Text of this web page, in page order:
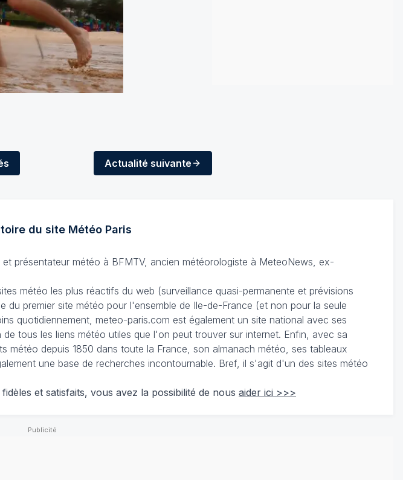
Actualité suivante
du site MétéoParis
et présentateur météo à BFMTV, ancien météorologiste à MeteoNews, ex-
météo les plus réactifs du web (surveillance quasi-permanente et prévisions
premier site météo pour l'ensemble de Ile-de-France (et non pour la seule
quotidiennement, meteo-paris.com est également un site national avec ses
tous les liens météo utiles que l'on peut trouver sur internet. Enfin, avec sa
météo depuis 1850 dans toute la France, son almanach météo, ses tableaux
une base de recherches incontournable. Bref, il s'agit d'un des sites météo
et satisfaits, vous avez la possibilité de nous aider ici >>>